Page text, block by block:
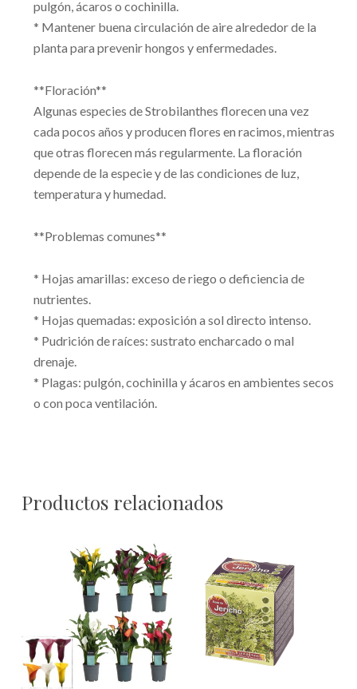
pulgón, ácaros o cochinilla.
* Mantener buena circulación de aire alrededor de la
planta para prevenir hongos y enfermedades.
**Floración**
Algunas especies de Strobilanthes florecen una vez
cada pocos años y producen flores en racimos, mientras
que otras florecen más regularmente. La floración
depende de la especie y de las condiciones de luz,
temperatura y humedad.
**Problemas comunes**
* Hojas amarillas: exceso de riego o deficiencia de
nutrientes.
* Hojas quemadas: exposición a sol directo intenso.
* Pudrición de raíces: sustrato encharcado o mal
drenaje.
* Plagas: pulgón, cochinilla y ácaros en ambientes secos
o con poca ventilación.
Productos relacionados